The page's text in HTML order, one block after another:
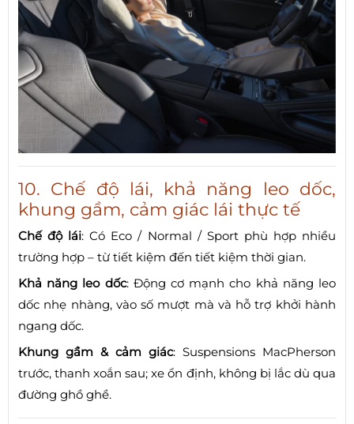
10. Chế độ lái, khả năng leo dốc,
khung gầm, cảm giác lái thực tế
Chế độ lái: Có Eco / Normal / Sport phù hợp nhiều
trường hợp – từ tiết kiệm đến tiết kiệm thời gian.
Khả năng leo dốc: Động cơ mạnh cho khả năng leo
dốc nhẹ nhàng, vào số mượt mà và hỗ trợ khởi hành
ngang dốc.
Khung gầm & cảm giác: Suspensions MacPherson
trước, thanh xoắn sau; xe ổn định, không bị lắc dù qua
đường ghồ ghề.